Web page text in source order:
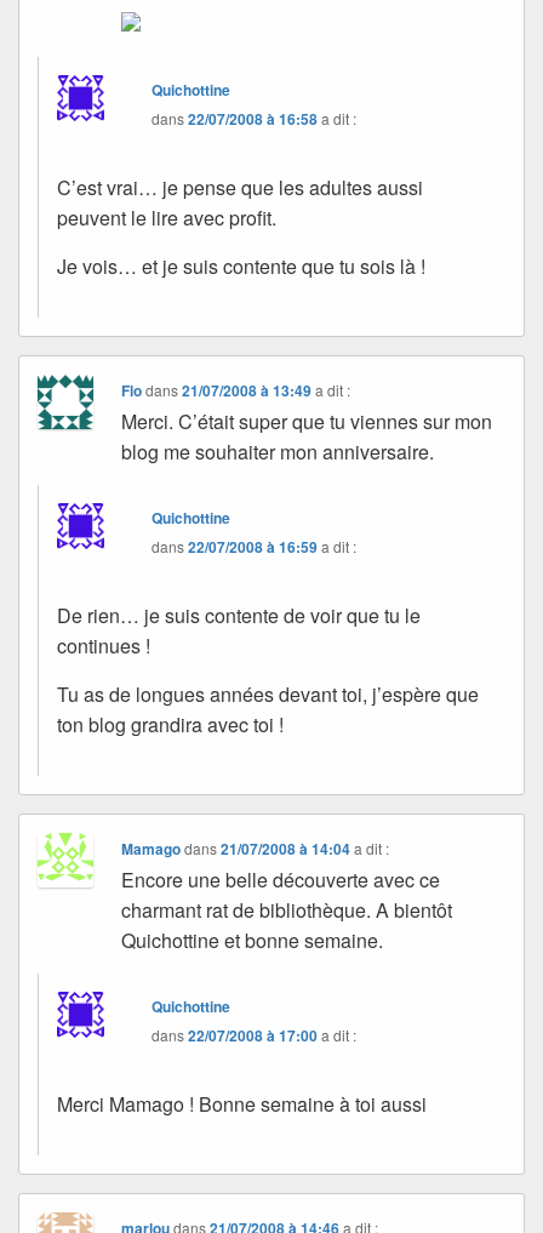
Quichottine
dans22/07/2008 à 16:58a dit :
C’est vrai… je pense que les adultes aussi
peuvent le lire avec profit.
Je vois… et je suis contente que tu sois là !
Flodans21/07/2008 à 13:49 a dit :
Merci. C’était super que tu viennes sur mon
blog me souhaiter mon anniversaire.
Quichottine
dans22/07/2008 à 16:59a dit :
De rien… je suis contente de voir que tu le
continues !
Tu as de longues années devant toi, j’espère que
ton blog grandira avec toi !
Mamagodans21/07/2008 à 14:04 a dit :
Encore une belle découverte avec ce
charmant rat de bibliothèque. A bientôt
Quichottine et bonne semaine.
Quichottine
dans22/07/2008 à 17:00a dit :
Merci Mamago ! Bonne semaine à toi aussi
marloudans21/07/2008 à 14:46 a dit :